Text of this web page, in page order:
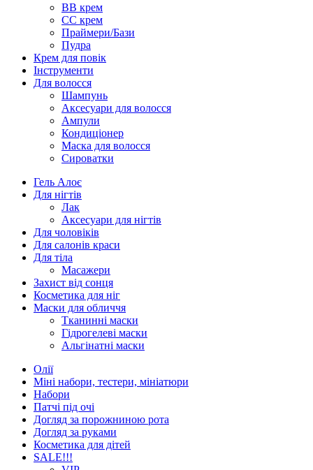
BB крем
CC крем
Праймери/Бази
Пудра
Крем для повік
Інструменти
Для волосся
Шампунь
Аксесуари для волосся
Ампули
Кондиціонер
Маска для волосся
Сироватки
Гель Алоє
Для нігтів
Лак
Аксесуари для нігтів
Для чоловіків
Для салонів краси
Для тіла
Масажери
Захист від сонця
Косметика для ніг
Маски для обличчя
Тканинні маски
Гідрогелеві маски
Альгінатні маски
Олії
Міні набори, тестери, мініатюри
Набори
Патчі під очі
Догляд за порожниною рота
Догляд за руками
Косметика для дітей
SALE!!!